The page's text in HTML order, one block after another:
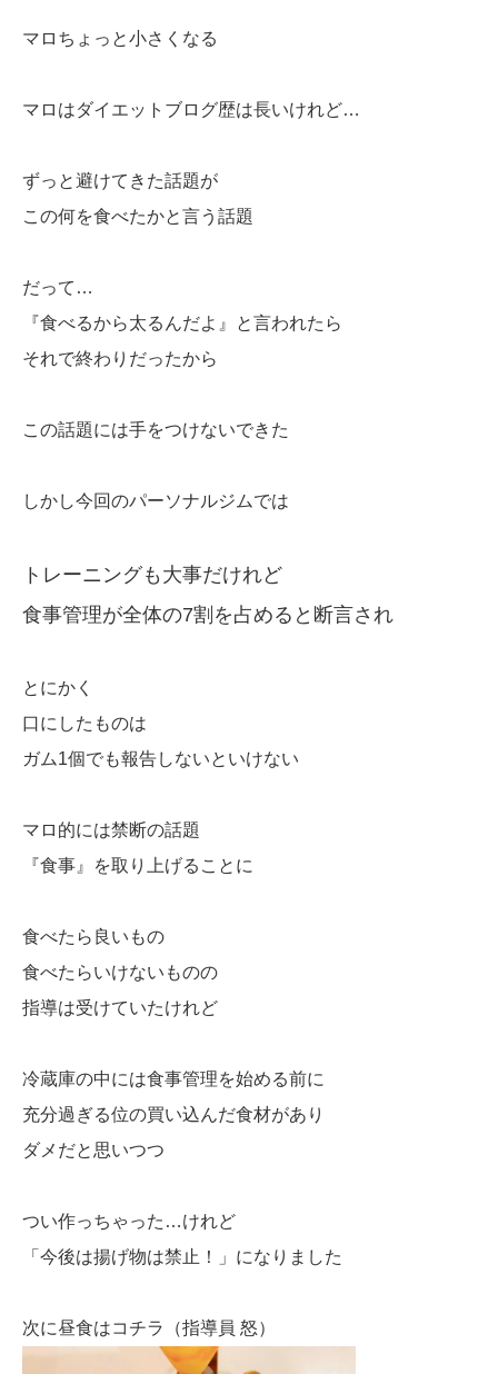
マロちょっと小さくなる
マロはダイエットブログ歴は長いけれど…
ずっと避けてきた話題が
この何を食べたかと言う話題
だって…
『食べるから太るんだよ』と言われたら
それで終わりだったから
この話題には手をつけないできた
しかし今回のパーソナルジムでは
トレーニングも大事だけれど
食事管理が全体の7割を占めると断言され
とにかく
口にしたものは
ガム1個でも報告しないといけない
マロ的には禁断の話題
『食事』を取り上げることに
食べたら良いもの
食べたらいけないものの
指導は受けていたけれど
冷蔵庫の中には食事管理を始める前に
充分過ぎる位の買い込んだ食材があり
ダメだと思いつつ
つい作っちゃった…けれど
「今後は揚げ物は禁止！」になりました
次に昼食はコチラ（指導員 怒）